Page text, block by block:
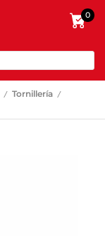
0
/ Tornillería /